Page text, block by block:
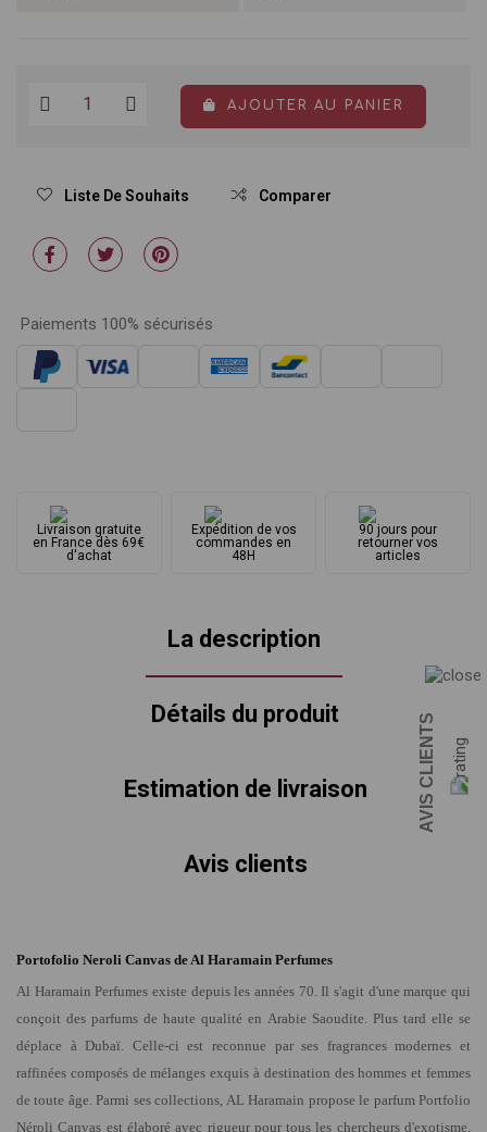
AJOUTER AU PANIER
Liste De Souhaits Comparer
Paiements 100% sécurisés
Livraison gratuite
en France dès 69€
d'achat
Expédition de vos
commandes en
48H
90 jours pour
retourner vos
articles
La description
Détails du produit
Estimation de livraison
Avis clients
Portofolio Neroli Canvas de Al Haramain Perfumes
Al Haramain Perfumes existe depuis les années 70. Il s'agit d'une marque qui
conçoit des parfums de haute qualité en Arabie Saoudite. Plus tard elle se
déplace à Dubaï. Celle-ci est reconnue par ses fragrances modernes et
raffinées composés de mélanges exquis à destination des hommes et femmes
de toute âge. Parmi ses collections, AL Haramain propose le parfum Portfolio
Néroli Canvas est élaboré avec rigueur pour tous les chercheurs d'exotisme,
AVIS CLIENTS